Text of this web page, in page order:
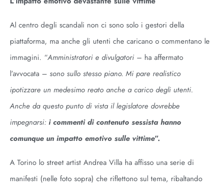
Al centro degli scandali non ci sono solo i gestori della
piattaforma, ma anche gli utenti che caricano o commentano le
immagini. “Amministratori e divulgatori – ha affermato
l’avvocata – sono sullo stesso piano. Mi pare realistico
ipotizzare un medesimo reato anche a carico degli utenti.
Anche da questo punto di vista il legislatore dovrebbe
impegnarsi: i commenti di contenuto sessista hanno
comunque un impatto emotivo sulle vittime”.
A Torino lo street artist Andrea Villa ha affisso una serie di
manifesti (nelle foto sopra) che riflettono sul tema, ribaltando